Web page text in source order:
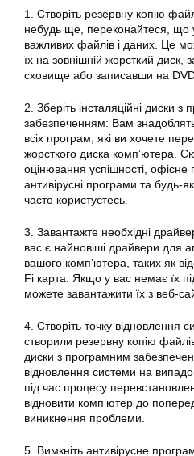
1. Створіть резервну копію
небудь ще, переконайтеся, що
важливих файлів і даних. Це
їх на зовнішній жорсткий
сховище або записавши на
2. Зберіть інсталяційні диски з
забезпеченням: Вам
всіх програм, які ви хочете
жорсткого диска комп’ютера.
оцінювання успішності, офісне
антивірусні програми та будь-
часто користуєтесь.
3. Завантажте необхідні
вас є найновіші драйвери для
вашого комп’ютера, таких як
Fi карта. Якщо у вас немає їх
можете завантажити їх з веб-
4. Створіть точку відновлення
створили резервну копію файлів
диски з програмним
відновлення системи на
під час процесу
відновити комп’ютер до
виникнення проблеми.
5. Вимкніть антивірусне